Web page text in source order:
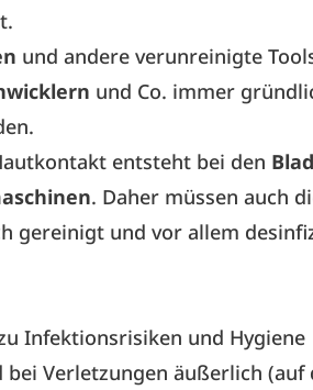
und andere verunreinigte
und Co. immer
entsteht bei den
. Daher müssen auch
gereinigt und vor allem
Infektionsrisiken und Hygiene
bei Verletzungen äußerlich (auf